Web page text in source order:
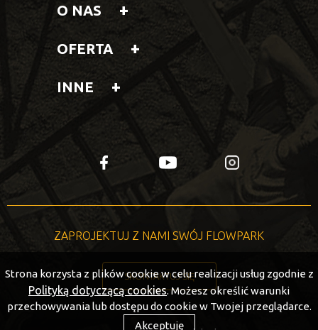
O NAS
OFERTA
INNE
yt insta
ZAPROJEKTUJ Z NAMI SWÓJ FLOWPARK
SKONTAKTUJ SIĘ
Strona korzysta z plików cookie w celu realizacji usług zgodnie z
Polityką dotyczącą cookies. Możesz określić warunki
przechowywania lub dostępu do cookie w Twojej przeglądarce.
Akceptuję